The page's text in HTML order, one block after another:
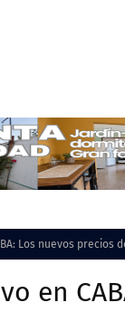
Los nuevos precios
en